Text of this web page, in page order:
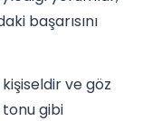
başarısını
ve göz
tonu gibi